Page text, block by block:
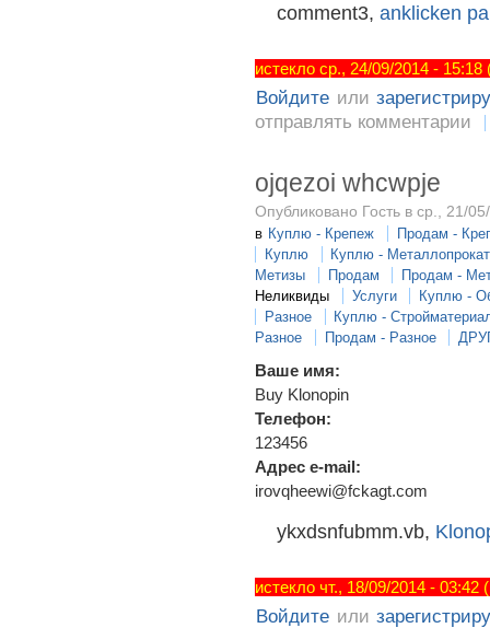
comment3, anklicken
истекло ср., 24/09/2014 -
Войдите или
отправлять комментарии
ojqezoi whcwpje
Опубликовано Гость в ср., 21/
в Куплю - Крепеж
Продам -
Куплю
Куплю - Металлопрокат
Метизы
Продам
Продам -
Неликвиды
Услуги
Куплю -
Разное
Куплю -
Разное
Продам - Разное
Ваше имя:
Buy Klonopin
Телефон:
123456
Адрес e-mail:
irovqheewi@fckagt.com
ykxdsnfubmm.vb,
истекло чт., 18/09/2014 -
Войдите или